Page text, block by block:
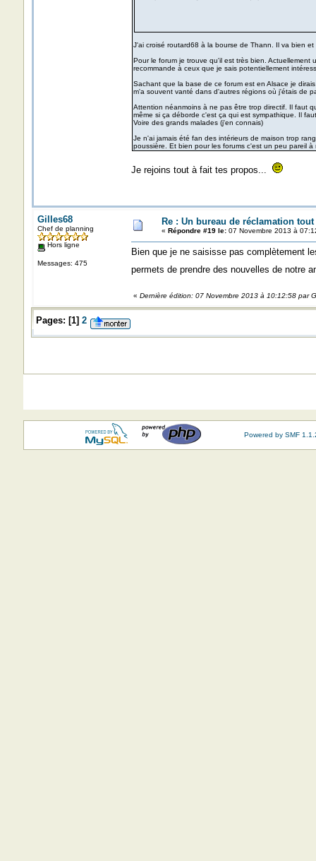
J'ai croisé routard68 à la bourse de Thann. Il va bien
Pour le forum je trouve qu'il est très bien.
recommande à ceux que je sais potentiellement
Sachant que la base de ce forum est en Alsace je
m'a souvent vanté dans d'autres régions où j'étais de
Attention néanmoins à ne pas être trop directif. Il faut
même si ça déborde c'est ça qui est sympathique. Il
Voire des grands malades (j'en connais)
Je n'ai jamais été fan des intérieurs de maison trop
poussière. Et bien pour les forums c'est un peu pareil
Je rejoins tout à fait tes propos...
Gilles68
Chef de planning
Hors ligne
Messages: 475
Re : Un bureau de réclamation
« Répondre #19 le:07 Novembre 2013 à
Bien que je ne saisisse pas complètement
permets de prendre des nouvelles de notre
« Dernière édition: 07 Novembre 2013 à 10:12:58 par
Pages: [1] 2
Powered by SMF